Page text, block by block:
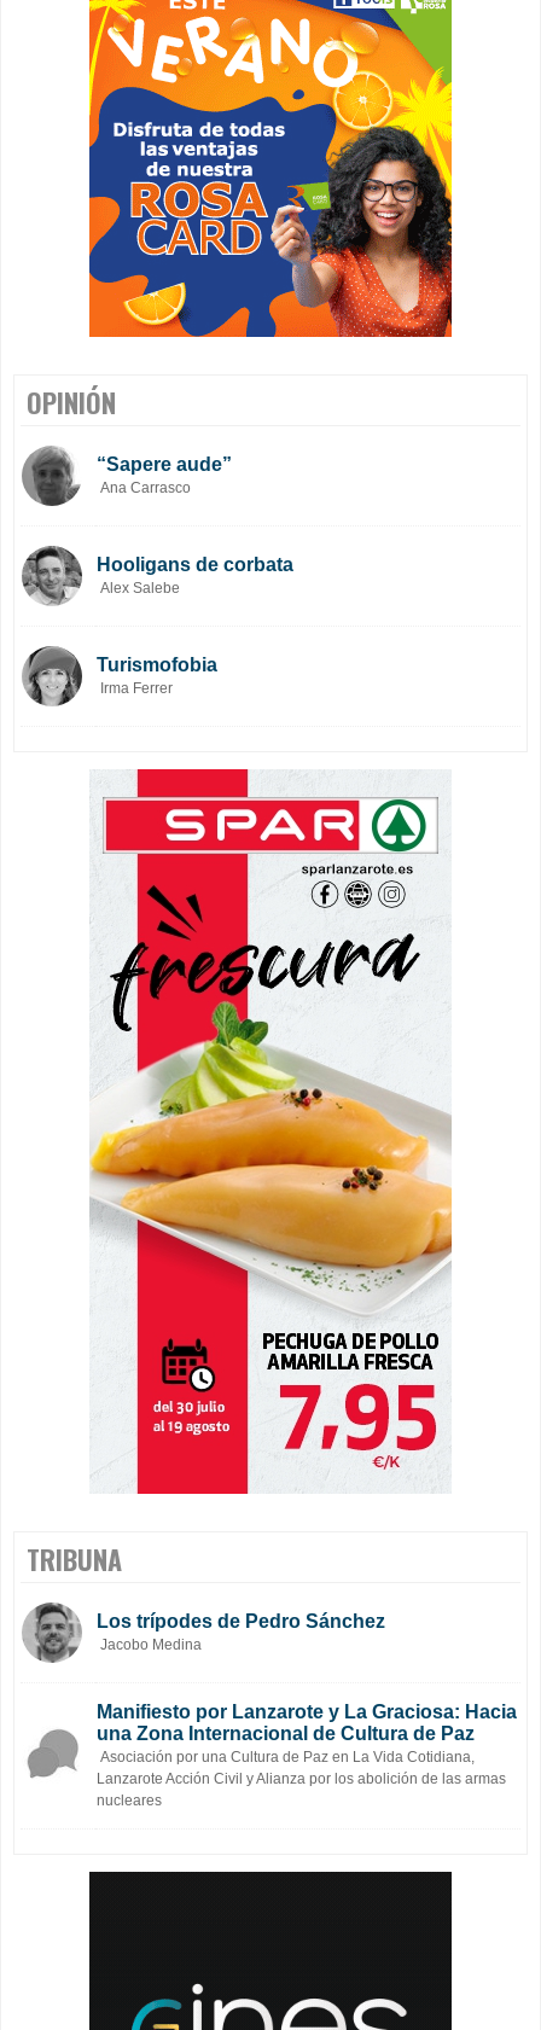
OPINIÓN
“Sapere aude”
Ana Carrasco
Hooligans de corbata
Alex Salebe
Turismofobia
Irma Ferrer
TRIBUNA
Los trípodes de Pedro Sánchez
Jacobo Medina
Manifiesto por Lanzarote y La Graciosa: Hacia
una Zona Internacional de Cultura de Paz
Asociación por una Cultura de Paz en La Vida Cotidiana,
Lanzarote Acción Civil y Alianza por los abolición de las armas
nucleares